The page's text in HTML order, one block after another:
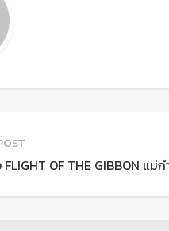
OF THE GIBBON แม่กํ